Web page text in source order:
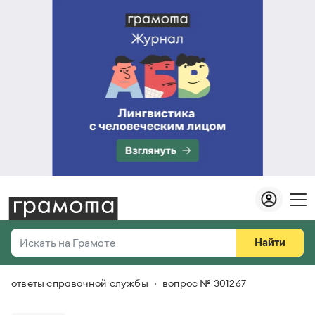
Искать на Грамоте
Справочная служба
Найти
Везде
ответы справочной службы вопрос № 301267